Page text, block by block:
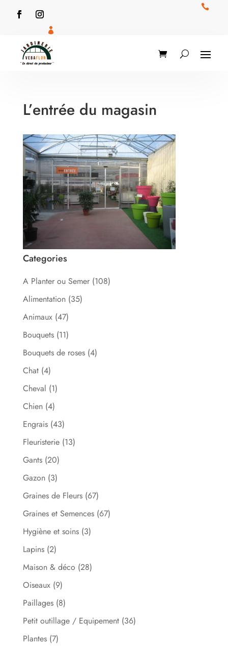


L’entrée du magasin
Categories
A Planter ou Semer (108)
Alimentation (35)
Animaux (47)
Bouquets (11)
Bouquets de roses (4)
Chat (4)
Cheval (1)
Chien (4)
Engrais (43)
Fleuristerie (13)
Gants (20)
Gazon (3)
Graines de Fleurs (67)
Graines et Semences (67)
Hygiène et soins (3)
Lapins (2)
Maison & déco (28)
Oiseaux (9)
Paillages (8)
Petit outillage / Equipement (36)
Plantes (7)